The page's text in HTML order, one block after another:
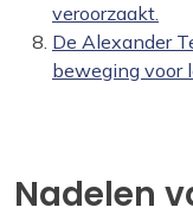
veroorzaakt.
De Alexander
beweging voor
Nadelen